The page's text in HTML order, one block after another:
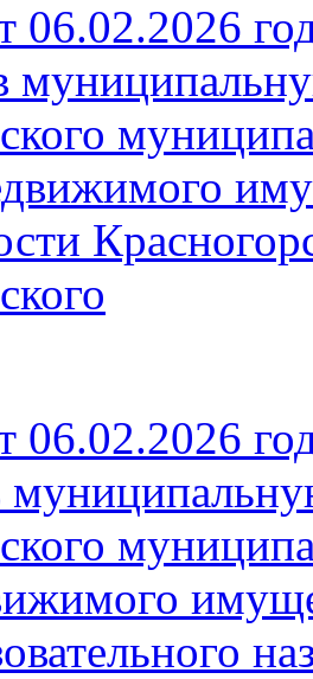
06.02.2026
06.02.2026